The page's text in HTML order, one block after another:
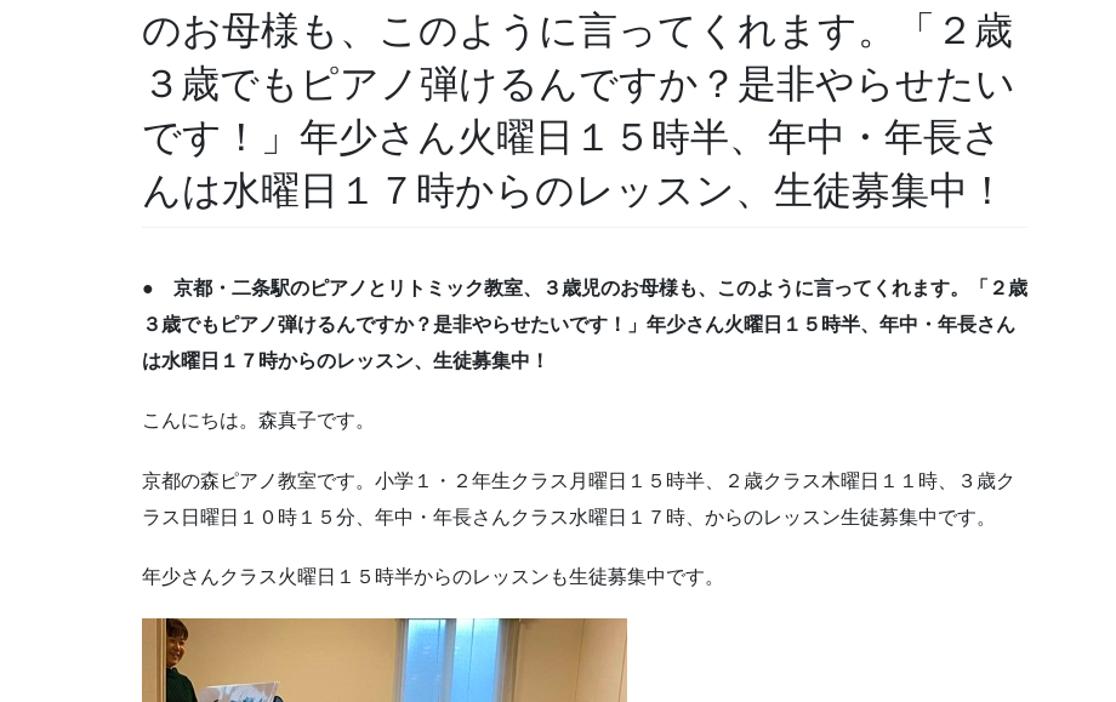
のお母様も、このように言ってくれます。「２歳
３歳でもピアノ弾けるんですか？是非やらせたい
です！」年少さん火曜日１５時半、年中・年長さ
んは水曜日１７時からのレッスン、生徒募集中！
● 京都・二条駅のピアノとリトミック教室、３歳児のお母様も、このように言ってくれます。「２歳
３歳でもピアノ弾けるんですか？是非やらせたいです！」年少さん火曜日１５時半、年中・年長さん
は水曜日１７時からのレッスン、生徒募集中！
こんにちは。森真子です。
京都の森ピアノ教室です。小学１・２年生クラス月曜日１５時半、２歳クラス木曜日１１時、３歳ク
ラス日曜日１０時１５分、年中・年長さんクラス水曜日１７時、からのレッスン生徒募集中です。
年少さんクラス火曜日１５時半からのレッスンも生徒募集中です。